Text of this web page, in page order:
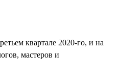
квартале 2020-го, и на
мастеров и